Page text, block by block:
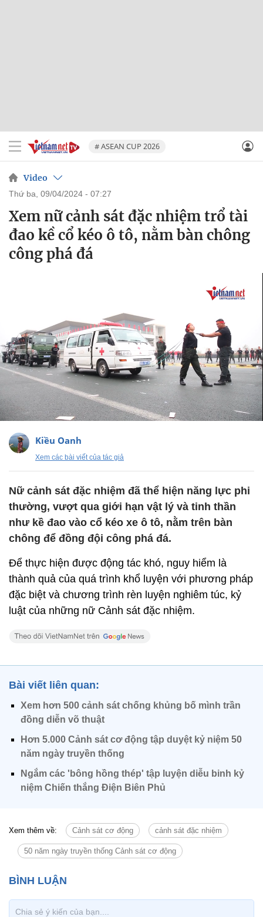
# ASEAN CUP 2026
Video
thứ ba, 09/04/2024 - 07:27
Xem nữ cảnh sát đặc nhiệm trổ tài
đao kề cổ kéo ô tô, nằm bàn chông
công phá đá
Kiều Oanh
Xem các bài viết của tác giả
Nữ cảnh sát đặc nhiệm đã thể hiện năng lực phi
thường, vượt qua giới hạn vật lý và tinh thần
như kề đao vào cổ kéo xe ô tô, nằm trên bàn
chông để đồng đội công phá đá.
Để thực hiện được động tác khó, nguy hiểm là
thành quả của quá trình khổ luyện với phương pháp
đặc biệt và chương trình rèn luyện nghiêm túc, kỷ
luật của những nữ Cảnh sát đặc nhiệm.
Bài viết liên quan:
Xem hơn 500 cảnh sát chống khủng bố mình trần
đồng diễn võ thuật
Hơn 5.000 Cảnh sát cơ động tập duyệt kỷ niệm 50
năm ngày truyền thống
Ngắm các 'bông hồng thép' tập luyện diễu binh kỷ
niệm Chiến thắng Điện Biên Phủ
Xem thêm về: Cảnh sát cơ động cảnh sát đặc nhiệm
50 năm ngày truyền thống Cảnh sát cơ động